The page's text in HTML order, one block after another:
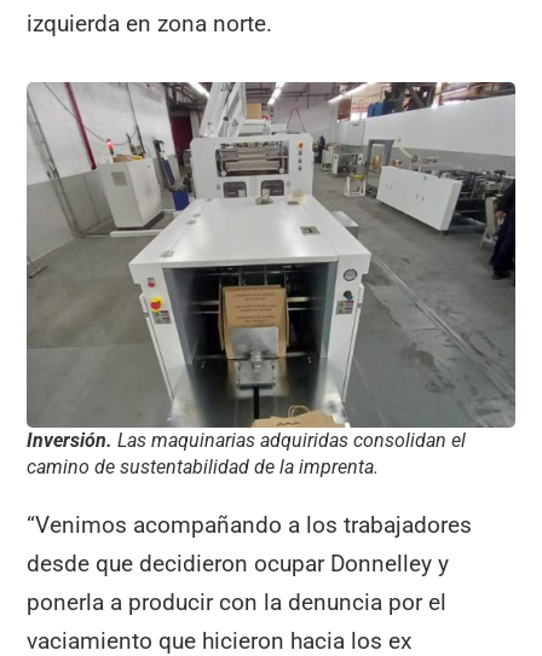
izquierda en zona norte.
Inversión. Las maquinarias adquiridas consolidan el
camino de sustentabilidad de la imprenta.
“Venimos acompañando a los trabajadores
desde que decidieron ocupar Donnelley y
ponerla a producir con la denuncia por el
vaciamiento que hicieron hacia los ex